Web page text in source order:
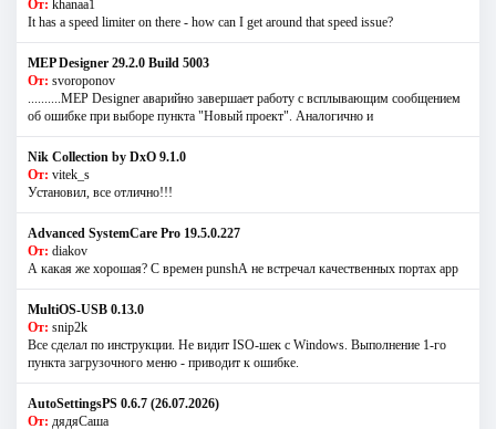
От: khanaa1
It has a speed limiter on there - how can I get around that speed issue?
MEP Designer 29.2.0 Build 5003
От: svoroponov
..........MEP Designer аварийно завершает работу с всплывающим сообщением
об ошибке при выборе пункта "Новый проект". Аналогично и
Nik Collection by DxO 9.1.0
От: vitek_s
Установил, все отлично!!!
Advanced SystemCare Pro 19.5.0.227
От: diakov
А какая же хорошая? С времен punshА не встречал качественных портах app
MultiOS-USB 0.13.0
От: snip2k
Все сделал по инструкции. Не видит ISO-шек с Windows. Выполнение 1-го
пункта загрузочного меню - приводит к ошибке.
AutoSettingsPS 0.6.7 (26.07.2026)
От: дядяСаша